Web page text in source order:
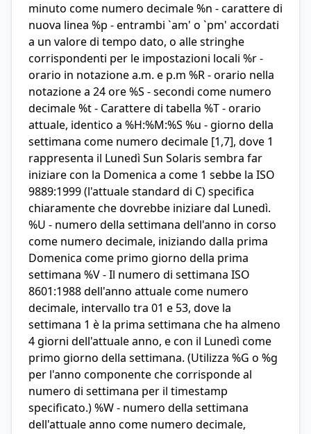
minuto come numero decimale %n - carattere di
nuova linea %p - entrambi `am' o `pm' accordati
a un valore di tempo dato, o alle stringhe
corrispondenti per le impostazioni locali %r -
orario in notazione a.m. e p.m %R - orario nella
notazione a 24 ore %S - secondi come numero
decimale %t - Carattere di tabella %T - orario
attuale, identico a %H:%M:%S %u - giorno della
settimana come numero decimale [1,7], dove 1
rappresenta il Lunedì Sun Solaris sembra far
iniziare con la Domenica a come 1 sebbe la ISO
9889:1999 (l'attuale standard di C) specifica
chiaramente che dovrebbe iniziare dal Lunedì.
%U - numero della settimana dell'anno in corso
come numero decimale, iniziando dalla prima
Domenica come primo giorno della prima
settimana %V - Il numero di settimana ISO
8601:1988 dell'anno attuale come numero
decimale, intervallo tra 01 e 53, dove la
settimana 1 è la prima settimana che ha almeno
4 giorni dell'attuale anno, e con il Lunedì come
primo giorno della settimana. (Utilizza %G o %g
per l'anno componente che corrisponde al
numero di settimana per il timestamp
specificato.) %W - numero della settimana
dell'attuale anno come numero decimale,